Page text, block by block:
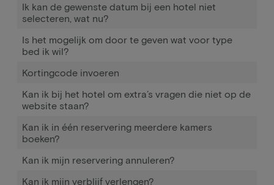
Ik kan de gewenste datum bij een hotel niet
selecteren, wat nu?
Is het mogelijk om door te geven wat voor type
bed ik wil?
Kortingcode invoeren
Kan ik bij het hotel om extra’s vragen die niet op de
website staan?
Kan ik in één reservering meerdere kamers
boeken?
Kan ik mijn reservering annuleren?
Kan ik mijn verblijf verlengen?